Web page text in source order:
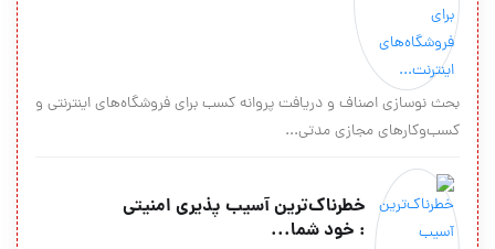
بحث نوسازی اصناف و دریافت پروانه کسب برای فروشگاه‌های اینترنتی و
کسب‌وکارهای مجازی مدتی...
خطرناك‌ترین آسیب پذیری امنیتی
: خود شما...